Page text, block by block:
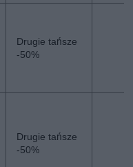
Drugie tańsze
-50%
Drugie tańsze
-50%